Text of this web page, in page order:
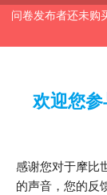
问卷发布者还未购
欢迎您
感谢您对于摩比
的声音，您的反